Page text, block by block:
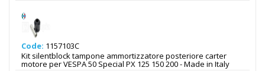
Code: 1157103C
Kit silentblock tampone ammortizzatore posteriore carter
motore per VESPA 50 Special PX 125 150 200 - Made in Italy